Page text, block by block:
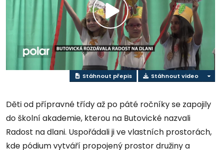
Přehrát
video
Stáhnout přepis Stáhnout video
Děti od přípravné třídy až po páté ročníky se zapojily
do školní akademie, kterou na Butovické nazvali
Radost na dlani. Uspořádali ji ve vlastních prostorách,
kde pódium vytváří propojený prostor družiny a